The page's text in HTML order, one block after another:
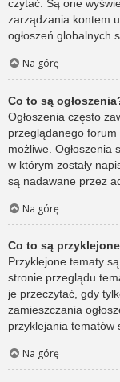
czytać. Są one
zarządzania kontem
ogłoszeń globalnych
Na górę
Co to są
Ogłoszenia często
przeglądanego
możliwe. Ogłoszenia
w którym zostały
są nadawane przez
Na górę
Co to są
Przyklejone tematy
stronie przeglądu
je przeczytać, gdy
zamieszczania
przyklejania tematów
Na górę